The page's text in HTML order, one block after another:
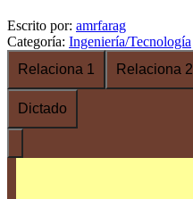
Escrito por: amrfarag
Categoría: Ingeniería/Tecnología
Relaciona 1
Relaciona 2
Dictado